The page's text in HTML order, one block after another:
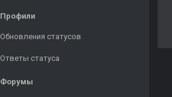
Профили
Обновления статусов
Ответы статуса
Форумы